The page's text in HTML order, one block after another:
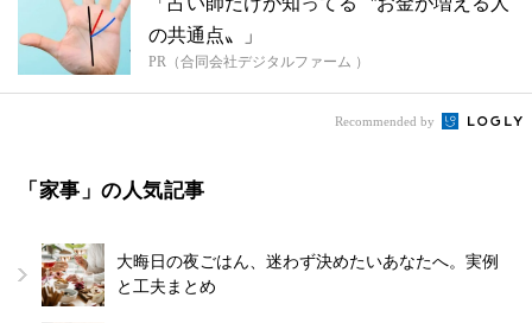
の共通点〟」
PR（合同会社デジタルファーム ）
Recommended by
「家事」の人気記事
大晦日の夜ごはん、迷わず決めたいあなたへ。実例
と工夫まとめ